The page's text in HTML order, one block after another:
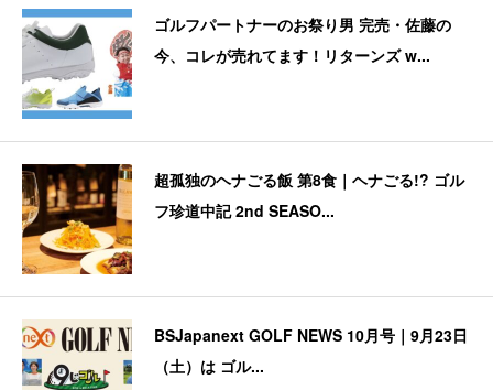
ゴルフパートナーのお祭り男 完売・佐藤の
今、コレが売れてます！リターンズ w...
超孤独のヘナごる飯 第8食｜ヘナごる!? ゴル
フ珍道中記 2nd SEASO...
BSJapanext GOLF NEWS 10月号｜9月23日
（土）は ゴル...